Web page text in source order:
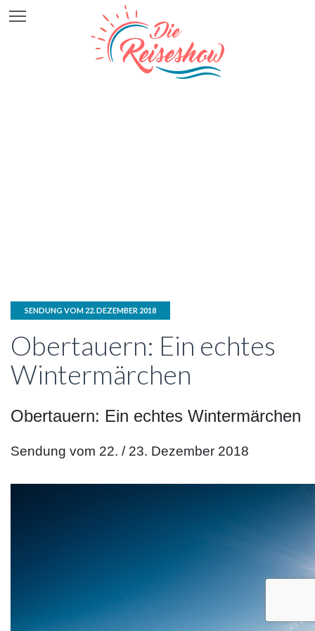
SENDUNG VOM 22. DEZEMBER 2018
Obertauern: Ein echtes
Wintermärchen
Obertauern: Ein echtes Wintermärchen
Sendung vom 22. / 23. Dezember 2018